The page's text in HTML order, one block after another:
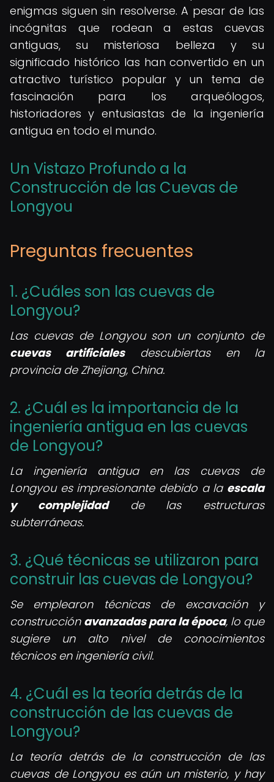
enigmas siguen sin resolverse. A pesar de las
incógnitas que rodean a estas cuevas
antiguas, su misteriosa belleza y su
significado histórico las han convertido en un
atractivo turístico popular y un tema de
fascinación para los arqueólogos,
historiadores y entusiastas de la ingeniería
antigua en todo el mundo.
Un Vistazo Profundo a la
Construcción de las Cuevas de
Longyou
Preguntas frecuentes
1. ¿Cuáles son las cuevas de
Longyou?
Las cuevas de Longyou son un conjunto de
cuevas artificialesdescubiertas en la
provincia de Zhejiang, China.
2. ¿Cuál es la importancia de la
ingeniería antigua en las cuevas
de Longyou?
La ingeniería antigua en las cuevas de
Longyou es impresionante debido a la escala
y complejidadde las estructuras
subterráneas.
3. ¿Qué técnicas se utilizaron para
construir las cuevas de Longyou?
Se emplearon técnicas de excavación y
construcción avanzadas para la época, lo que
sugiere un alto nivel de conocimientos
técnicos en ingeniería civil.
4. ¿Cuál es la teoría detrás de la
construcción de las cuevas de
Longyou?
La teoría detrás de la construcción de las
cuevas de Longyou es aún un misterio, y hay